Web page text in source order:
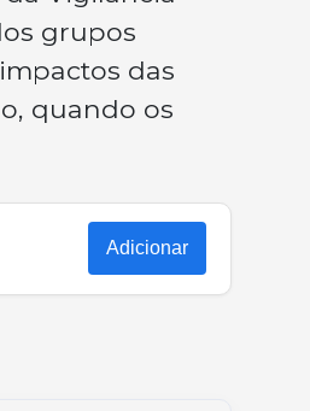
grupos
das
quando os
Adicionar